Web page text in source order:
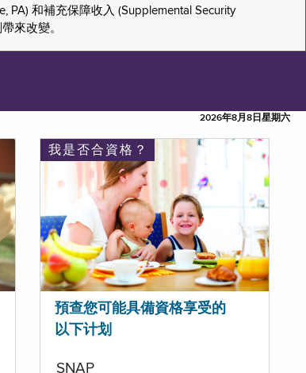
PA) 和補充保障收入 (Supplemental Security
來改變。
2026年8月8日星期六
我是否合資格？
預查您可能具備資格享受的
以下计划
SNAP